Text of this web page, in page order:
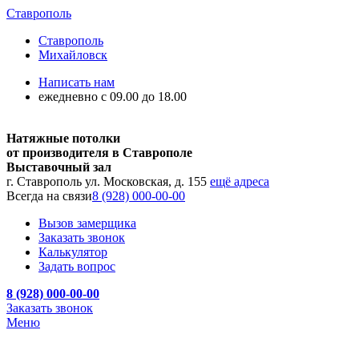
Ставрополь
Ставрополь
Михайловск
Написать нам
ежедневно с 09.00 до 18.00
Натяжные потолки
от производителя в Ставрополе
Выставочный зал
г. Ставрополь ул. Московская, д. 155 ещё адреса
Всегда на связи8 (928) 000-00-00
Вызов замерщика
Заказать звонок
Калькулятор
Задать вопрос
8 (928) 000-00-00
Заказать звонок
Меню